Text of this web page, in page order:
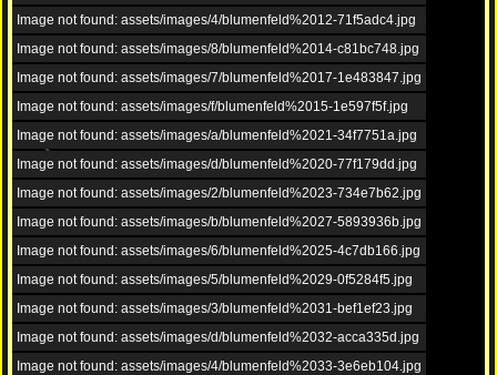
Image not found: assets/images/4/blumenfeld%2012-71f5adc4.jpg
Image not found: assets/images/8/blumenfeld%2014-c81bc748.jpg
Image not found: assets/images/7/blumenfeld%2017-1e483847.jpg
Image not found: assets/images/f/blumenfeld%2015-1e597f5f.jpg
Image not found: assets/images/a/blumenfeld%2021-34f7751a.jpg
Image not found: assets/images/d/blumenfeld%2020-77f179dd.jpg
Image not found: assets/images/2/blumenfeld%2023-734e7b62.jpg
Image not found: assets/images/b/blumenfeld%2027-5893936b.jpg
Image not found: assets/images/6/blumenfeld%2025-4c7db166.jpg
Image not found: assets/images/5/blumenfeld%2029-0f5284f5.jpg
Image not found: assets/images/3/blumenfeld%2031-bef1ef23.jpg
Image not found: assets/images/d/blumenfeld%2032-acca335d.jpg
Image not found: assets/images/4/blumenfeld%2033-3e6eb104.jpg